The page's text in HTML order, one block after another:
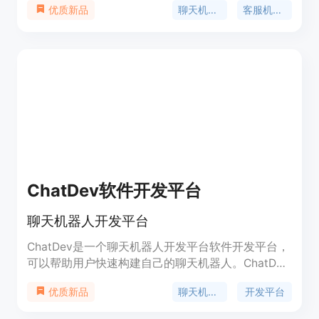
Messenger以及Telegram进行全方位沟通,实现24小
优质新品 聊天机器人 客服机器人
ChatDev软件开发平台
聊天机器人开发平台
ChatDev是一个聊天机器人开发平台软件开发平台，
可以帮助用户快速构建自己的聊天机器人。ChatDev
言支持、API集成等，帮助用户轻松实现聊天机器人
优质新品 聊天机器人 开发平台